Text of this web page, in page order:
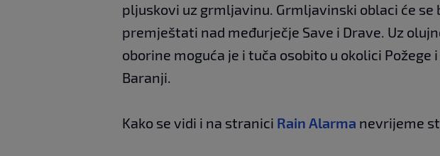
pljuskovi uz grmljavinu. Grmljavinski oblaci će se
premještati nad međurječje Save i Drave. Uz
oborine moguća je i tuča osobito u okolici Požege
Baranji.
Kako se vidi i na stranici Rain Alarma nevrijeme